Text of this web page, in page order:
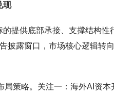
现
提供底部承接、支撑结构
披露窗口，市场核心逻辑转
局策略。关注一：海外AI资